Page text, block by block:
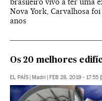
Nova York, Carvalhosa
anos
Os 20 melhores
EL PAÍS Madri FEB 28, 2019 - 17:55